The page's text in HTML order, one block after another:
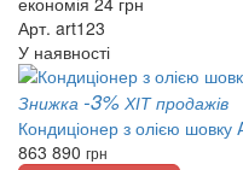
Арт. art123
У наявності
Знижка -3% ХІТ продажів
Кондиціонер з олією
863 890 грн